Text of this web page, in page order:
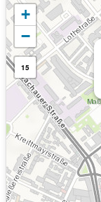
+
−
15